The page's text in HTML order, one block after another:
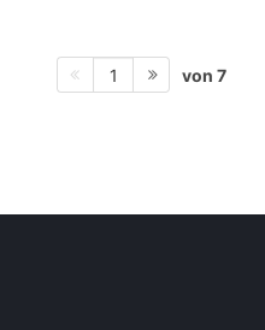
1 von 7